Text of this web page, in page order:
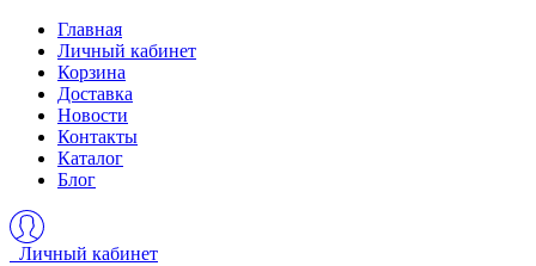
Главная
Личный кабинет
Корзина
Доставка
Новости
Контакты
Каталог
Блог
Личный кабинет